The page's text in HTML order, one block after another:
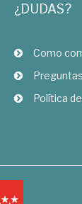
¿DUDAS?
Como
Política